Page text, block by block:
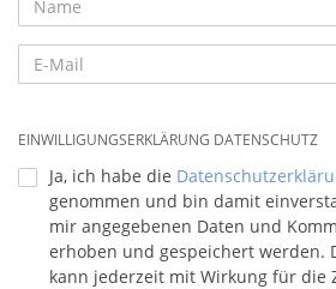
EINWILLIGUNGSERKLÄRUNG DATENSCHUTZ
Ja, ich habe die
genommen und bin damit
mir angegebenen Daten und
erhoben und gespeichert werden.
kann jederzeit mit Wirkung für die